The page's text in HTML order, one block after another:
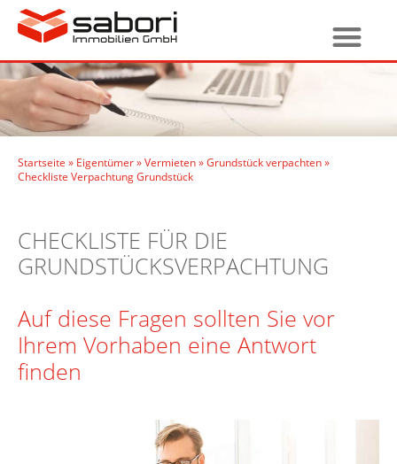
Startseite » Eigentümer»Vermieten»Grundstück verpachten»
Checkliste Verpachtung Grundstück
CHECKLISTE FÜR DIE
GRUNDSTÜCKSVERPACHTUNG
Auf diese Fragen sollten Sie vor
Ihrem Vorhaben eine Antwort
finden